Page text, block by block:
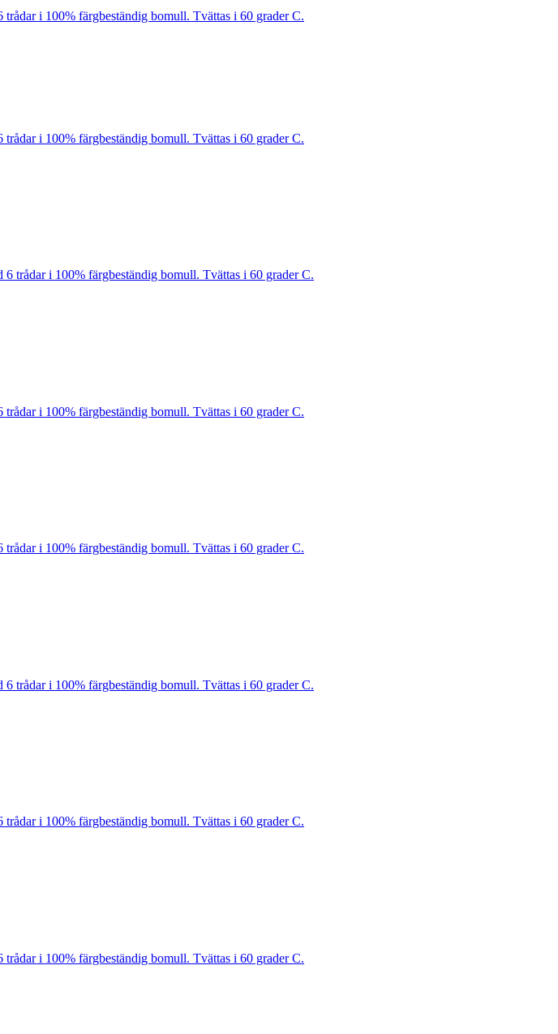
i 100% färgbeständig bomull. Tvättas i 60 grader C.
i 100% färgbeständig bomull. Tvättas i 60 grader C.
trådar i 100% färgbeständig bomull. Tvättas i 60 grader C.
i 100% färgbeständig bomull. Tvättas i 60 grader C.
i 100% färgbeständig bomull. Tvättas i 60 grader C.
trådar i 100% färgbeständig bomull. Tvättas i 60 grader C.
i 100% färgbeständig bomull. Tvättas i 60 grader C.
i 100% färgbeständig bomull. Tvättas i 60 grader C.